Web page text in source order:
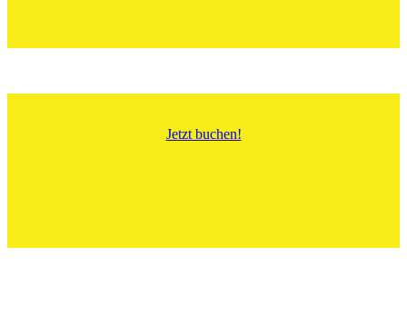
Jetzt buchen!